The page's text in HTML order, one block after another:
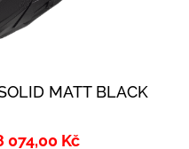
MATT BLACK
074,00 Kč